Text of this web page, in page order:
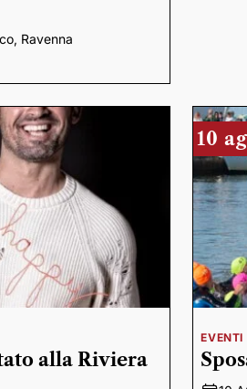
Ravenna
alla Riviera
10
EVENTI